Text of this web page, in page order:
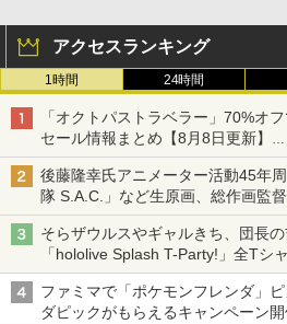
アクセスランキング
1時間 24時間
「オクトパストラベラー」70%オ
セール情報まとめ【8月8日更新】
ニンテンドーeショップでは「大神
後藤隆幸氏アニメーター活動45年
隊 S.A.C.」など生原画、総作画監
そらザウルスやギャルきち、団長の
「hololive Splash T-Party!」全Tシ
ライン販売開始
ファミマで「ポケモンフレンダ」
ダピックがもらえるキャンペーン開